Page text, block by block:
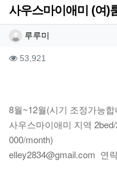
사우스마이애미 (여)
작성자 정보
루루미
컨텐츠 정보
53,921
8월~12월(시기 조정가능합
사우스마이애미 지역
000/month)
elley2834@gmail.com 연